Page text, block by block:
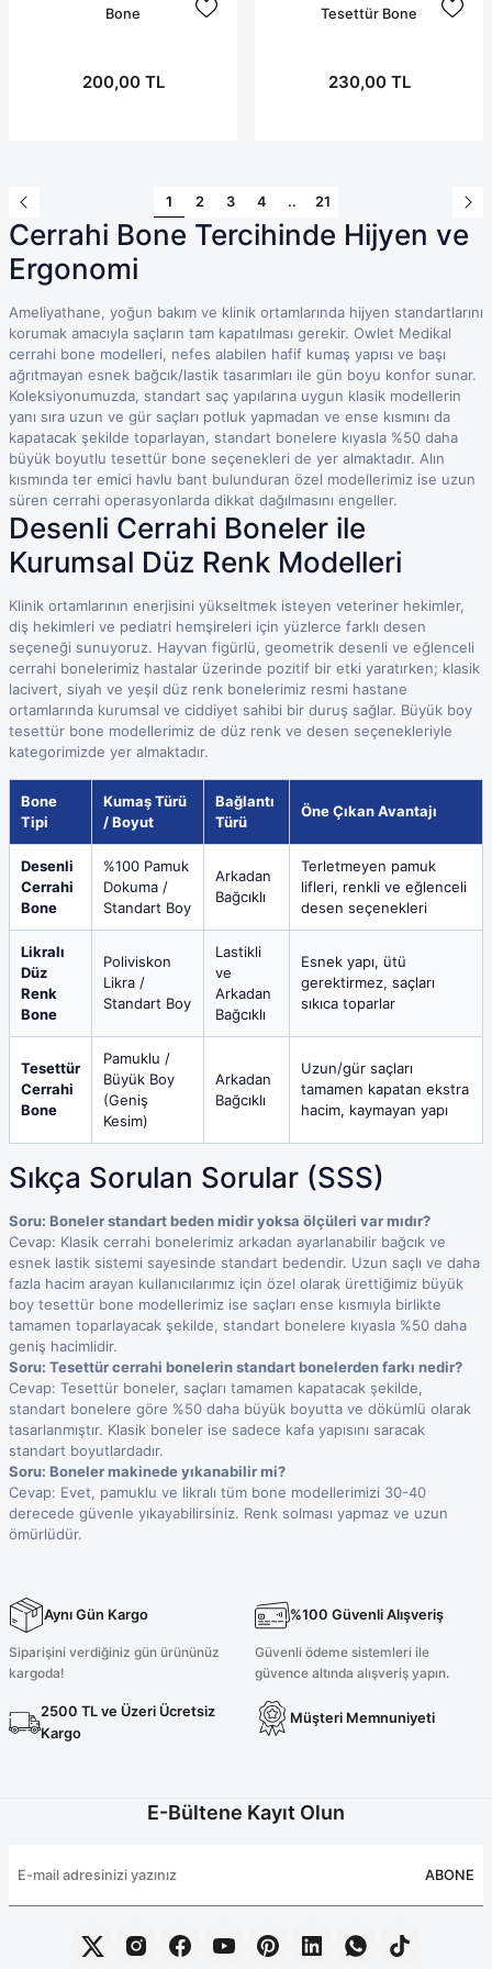
Bone
200,00 TL
Tesettür Bone
230,00 TL
1 2 3 4 .. 21
Cerrahi Bone Tercihinde Hijyen ve
Ergonomi
Ameliyathane, yoğun bakım ve klinik ortamlarında hijyen standartlarını
korumak amacıyla saçların tam kapatılması gerekir. Owlet Medikal
cerrahi bone modelleri, nefes alabilen hafif kumaş yapısı ve başı
ağrıtmayan esnek bağcık/lastik tasarımları ile gün boyu konfor sunar.
Koleksiyonumuzda, standart saç yapılarına uygun klasik modellerin
yanı sıra uzun ve gür saçları potluk yapmadan ve ense kısmını da
kapatacak şekilde toparlayan, standart bonelere kıyasla %50 daha
büyük boyutlu tesettür bone seçenekleri de yer almaktadır. Alın
kısmında ter emici havlu bant bulunduran özel modellerimiz ise uzun
süren cerrahi operasyonlarda dikkat dağılmasını engeller.
Desenli Cerrahi Boneler ile
Kurumsal Düz Renk Modelleri
Klinik ortamlarının enerjisini yükseltmek isteyen veteriner hekimler,
diş hekimleri ve pediatri hemşireleri için yüzlerce farklı desen
seçeneği sunuyoruz. Hayvan figürlü, geometrik desenli ve eğlenceli
cerrahi bonelerimiz hastalar üzerinde pozitif bir etki yaratırken; klasik
lacivert, siyah ve yeşil düz renk bonelerimiz resmi hastane
ortamlarında kurumsal ve ciddiyet sahibi bir duruş sağlar. Büyük boy
tesettür bone modellerimiz de düz renk ve desen seçenekleriyle
kategorimizde yer almaktadır.
Bone
Tipi
Kumaş Türü
/ Boyut
Bağlantı
Türü
Öne Çıkan Avantajı
Desenli
Cerrahi
Bone
%100 Pamuk
Dokuma /
Standart Boy
Arkadan
Bağcıklı
Terletmeyen pamuk
lifleri, renkli ve eğlenceli
desen seçenekleri
Likralı
Düz
Renk
Bone
Poliviskon
Likra /
Standart Boy
Lastikli
ve
Arkadan
Bağcıklı
Esnek yapı, ütü
gerektirmez, saçları
sıkıca toparlar
Tesettür
Cerrahi
Bone
Pamuklu /
Büyük Boy
(Geniş
Kesim)
Arkadan
Bağcıklı
Uzun/gür saçları
tamamen kapatan ekstra
hacim, kaymayan yapı
Sıkça Sorulan Sorular (SSS)
Soru: Boneler standart beden midir yoksa ölçüleri var mıdır?
Cevap: Klasik cerrahi bonelerimiz arkadan ayarlanabilir bağcık ve
esnek lastik sistemi sayesinde standart bedendir. Uzun saçlı ve daha
fazla hacim arayan kullanıcılarımız için özel olarak ürettiğimiz büyük
boy tesettür bone modellerimiz ise saçları ense kısmıyla birlikte
tamamen toparlayacak şekilde, standart bonelere kıyasla %50 daha
geniş hacimlidir.
Soru: Tesettür cerrahi bonelerin standart bonelerden farkı nedir?
Cevap: Tesettür boneler, saçları tamamen kapatacak şekilde,
standart bonelere göre %50 daha büyük boyutta ve dökümlü olarak
tasarlanmıştır. Klasik boneler ise sadece kafa yapısını saracak
standart boyutlardadır.
Soru: Boneler makinede yıkanabilir mi?
Cevap: Evet, pamuklu ve likralı tüm bone modellerimizi 30-40
derecede güvenle yıkayabilirsiniz. Renk solması yapmaz ve uzun
ömürlüdür.
Aynı Gün Kargo
Siparişini verdiğiniz gün ürününüz
kargoda!
%100 Güvenli Alışveriş
Güvenli ödeme sistemleri ile
güvence altında alışveriş yapın.
2500 TL ve Üzeri Ücretsiz
Kargo
Müşteri Memnuniyeti
E-Bültene Kayıt Olun
ABONE